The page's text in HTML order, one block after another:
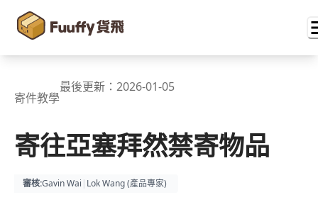
寄件教學
最後更新： 2026-01-05
寄往亞塞拜然禁寄物品
審核:Gavin Wai | Lok Wang (產品專家)